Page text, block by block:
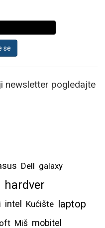
newsletter pogledajte
Dell galaxy
hardver
intel Kućište laptop
Miš mobitel